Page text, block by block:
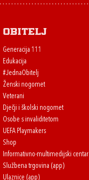
Obitelj
Generacija 111
Edukacija
#JednaObitelj
Ženski nogomet
Veterani
Dječji i školski nogomet
Osobe s invaliditetom
UEFA Playmakers
Shop
Informativno-multimedijski centar
Službena trgovina (app)
Ulaznice (app)